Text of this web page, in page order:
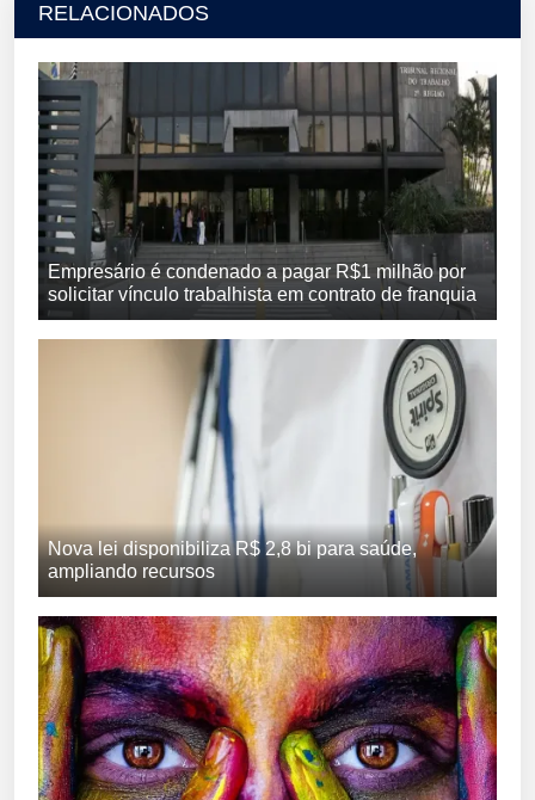
RELACIONADOS
Empresário é condenado a pagar R$1 milhão por
solicitar vínculo trabalhista em contrato de franquia
Nova lei disponibiliza R$ 2,8 bi para saúde,
ampliando recursos